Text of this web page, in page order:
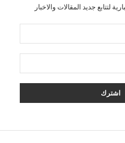
لتتابع جديد المقالات والاخبار